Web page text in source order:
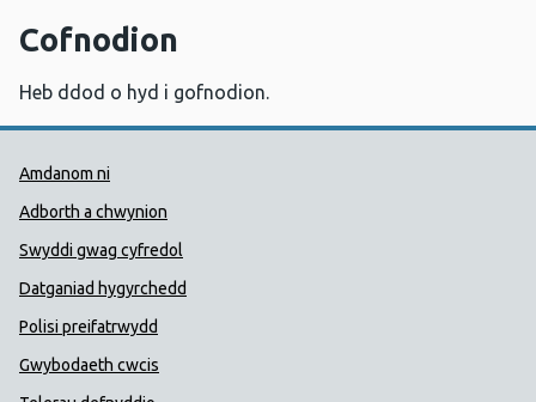
Cofnodion
Heb ddod o hyd i gofnodion.
Dolenni Cymorth Iechyd
Amdanom ni
Adborth a chwynion
Swyddi gwag cyfredol
Datganiad hygyrchedd
Polisi preifatrwydd
Gwybodaeth cwcis